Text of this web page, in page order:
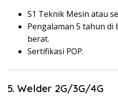
S1 Teknik Mesin atau
Pengalaman 5 tahun di
berat.
Sertifikasi POP.
5. Welder 2G/3G/4G